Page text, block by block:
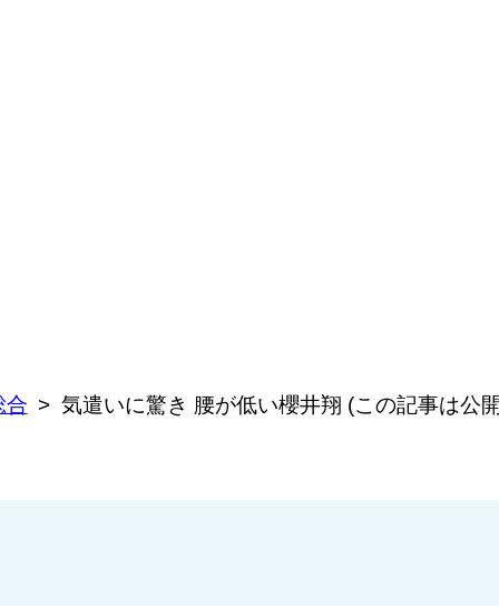
合 気遣いに驚き 腰が低い櫻井翔 (この記事は公